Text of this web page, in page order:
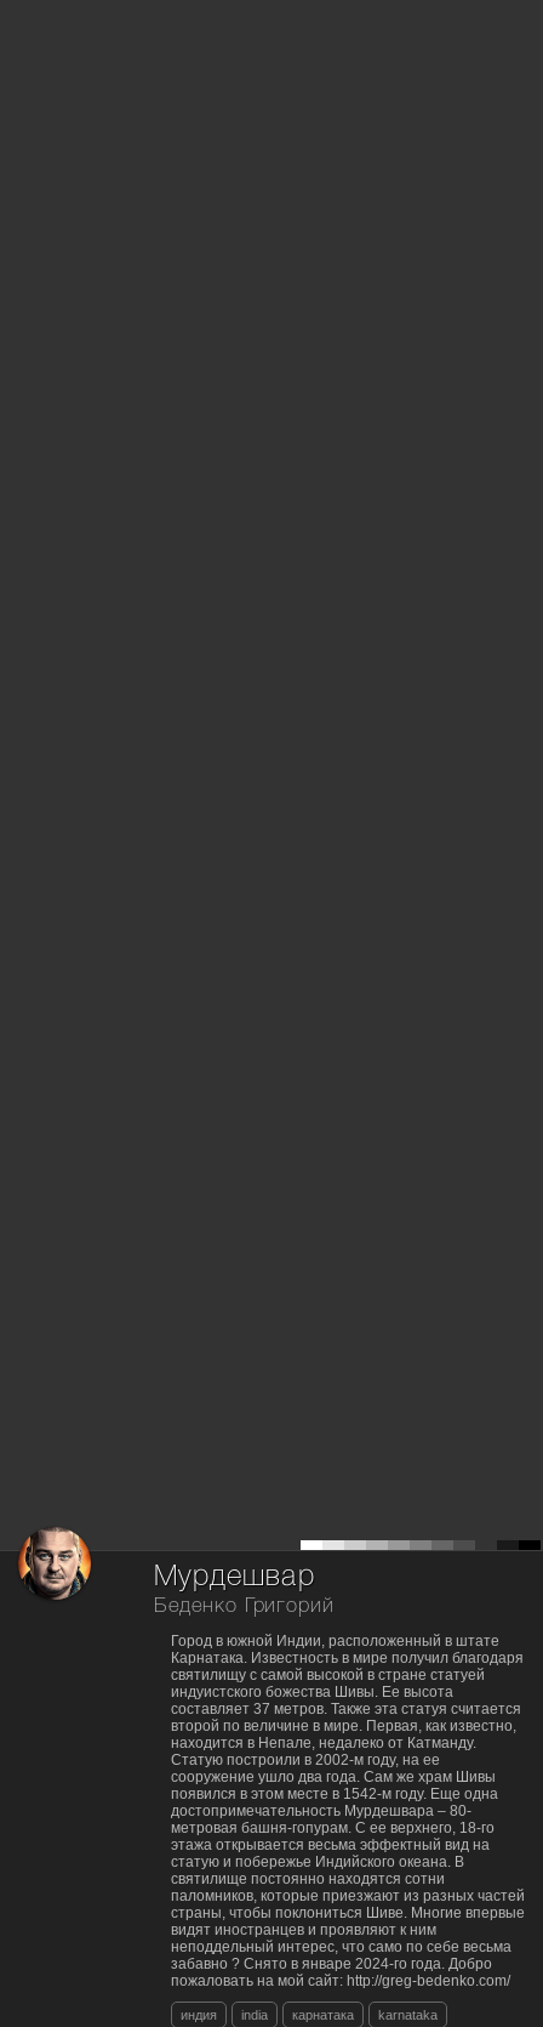
Мурдешвар
Беденко Григорий
Город в южной Индии, расположенный в штате
Карнатака. Известность в мире получил благодаря
святилищу с самой высокой в стране статуей
индуистского божества Шивы. Ее высота
составляет 37 метров. Также эта статуя считается
второй по величине в мире. Первая, как известно,
находится в Непале, недалеко от Катманду.
Статую построили в 2002-м году, на ее
сооружение ушло два года. Сам же храм Шивы
появился в этом месте в 1542-м году. Еще одна
достопримечательность Мурдешвара – 80-
метровая башня-гопурам. С ее верхнего, 18-го
этажа открывается весьма эффектный вид на
статую и побережье Индийского океана. В
святилище постоянно находятся сотни
паломников, которые приезжают из разных частей
страны, чтобы поклониться Шиве. Многие впервые
видят иностранцев и проявляют к ним
неподдельный интерес, что само по себе весьма
забавно ? Cнято в январе 2024-го года. Добро
пожаловать на мой сайт: http://greg-bedenko.com/
индия india карнатака karnataka